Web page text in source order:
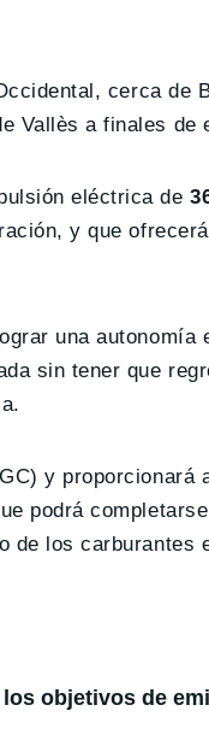
cerca de
Vallès a finales de
eléctrica de
y que
una autonomía
sin tener que
y proporcionará
podrá
de los carburantes
objetivos de